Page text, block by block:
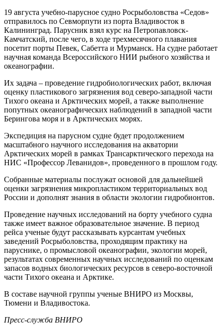
19 августа учебно-парусное судно Росрыболовства «Седов»
отправилось по Севморпути из порта Владивосток в
Калининград. Парусник взял курс на Петропавловск-
Камчатский, после чего, в ходе трехмесячного плавания
посетит порты Певек, Сабетта и Мурманск. На судне работает
научная команда Всероссийского НИИ рыбного хозяйства и
океанографии.
Их задача – проведение гидробиологических работ, включая
оценку пластикового загрязнения вод северо-западной части
Тихого океана и Арктических морей, а также выполнение
попутных океанографических наблюдений в западной части
Берингова моря и в Арктических морях.
Экспедиция на парусном судне будет продолжением
масштабного научного исследования на акватории
Арктических морей в рамках Трансарктического перехода на
НИС «Профессор Леванидов», проведенного в прошлом году.
Собранные материалы послужат основой для дальнейшей
оценки загрязнения микропластиком территориальных вод
России и дополнят знания в области экологии гидробионтов.
Проведение научных исследований на борту учебного судна
также имеет важное образовательное значение. В период
рейса ученые будут рассказывать курсантам учебных
заведений Росрыболовства, проходящим практику на
паруснике, о промысловой океанографии, экологии морей,
результатах современных научных исследований по оценкам
запасов водных биологических ресурсов в северо-восточной
части Тихого океана и Арктике.
В составе научной группы ученые ВНИРО из Москвы,
Тюмени и Владивостока.
Пресс-служба ВНИРО